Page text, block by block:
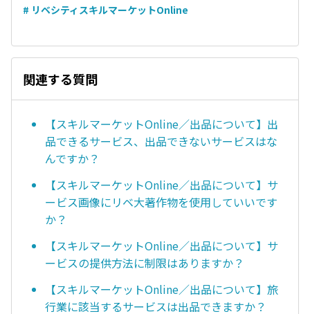
# リベシティスキルマーケットOnline
関連する質問
【スキルマーケットOnline／出品について】出
品できるサービス、出品できないサービスはな
んですか？
【スキルマーケットOnline／出品について】サ
ービス画像にリベ大著作物を使用していいです
か？
【スキルマーケットOnline／出品について】サ
ービスの提供方法に制限はありますか？
【スキルマーケットOnline／出品について】旅
行業に該当するサービスは出品できますか？